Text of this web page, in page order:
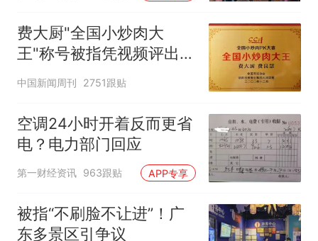
费大厨"全国小炒肉大
王"称号被指凭视频评出
官方回应
中国新闻周刊 2751跟贴
空调24小时开着反而更省
电？电力部门回应
第一财经资讯 963跟贴 APP专享
被指“不刷脸不让进”！广
东多景区引争议